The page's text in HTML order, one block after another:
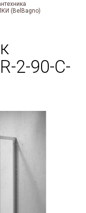
(BelBagno)
2-90-C-